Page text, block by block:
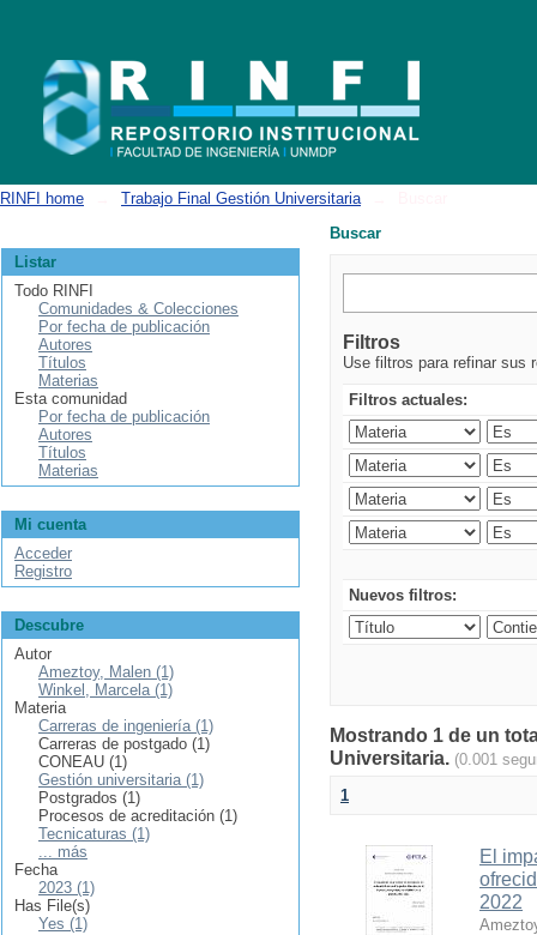
RINFI home Trabajo Final Gestión Universitaria
Buscar
Filtros
Use filtros para refinar sus
Filtros actuales:
Nuevos filtros:
Mostrando 1 de un
Universitaria. (0.001
1
El
2022
Listar
Todo RINFI
Comunidades & Colecciones
Por fecha de publicación
Autores
Títulos
Materias
Esta comunidad
Por fecha de publicación
Autores
Títulos
Materias
Mi cuenta
Acceder
Registro
Descubre
Autor
Ameztoy, Malen (1)
Winkel, Marcela (1)
Materia
Carreras de ingeniería (1)
Carreras de postgado (1)
CONEAU (1)
Gestión universitaria (1)
Postgrados (1)
Procesos de acreditación (1)
Tecnicaturas (1)
... más
Fecha
2023 (1)
Has File(s)
Yes (1)